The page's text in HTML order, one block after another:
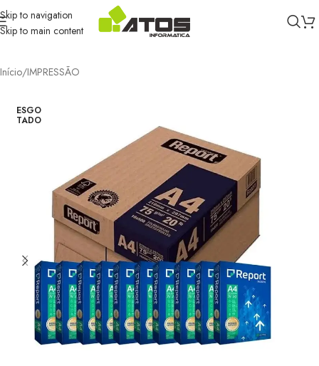
Skip to navigation
Skip to main content
Início/IMPRESSÃO
ESGO
TADO